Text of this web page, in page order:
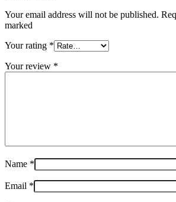
Your email address will not be published.
marked
Your rating *
Your review *
Name *
Email *